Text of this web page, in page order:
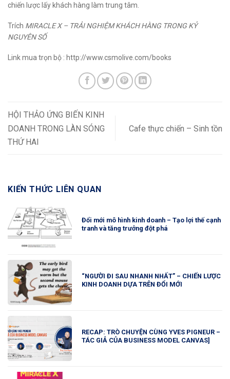
chiến lược lấy khách hàng làm trung tâm.
Trích MIRACLE X – TRẢI NGHIỆM KHÁCH HÀNG TRONG KỶ
NGUYÊN SỐ
Link mua trọn bộ : http://www.csmolive.com/books
HỘI THẢO ỨNG BIẾN KINH
DOANH TRONG LÀN SÓNG
THỨ HAI
Cafe thực chiến – Sinh tồn
KIẾN THỨC LIÊN QUAN
Đổi mới mô hình kinh doanh – Tạo lợi thế cạnh
tranh và tăng trưởng đột phá
“NGƯỜI ĐI SAU NHANH NHẤT” – CHIẾN LƯỢC
KINH DOANH DỰA TRÊN ĐỔI MỚI
RECAP: TRÒ CHUYỆN CÙNG YVES PIGNEUR –
TÁC GIẢ CỦA BUSINESS MODEL CANVAS]